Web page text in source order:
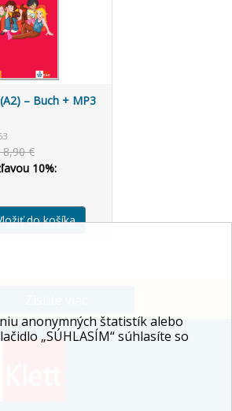
– Buch + MP3
8,90 €
10%:
anonymných štatistík alebo
„SÚHLASÍM“ súhlasíte so